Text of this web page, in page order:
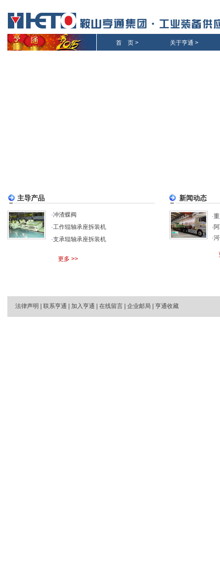
首 页 > 关于亨通 >
主导产品
·冲渣蝶阀
·工作辊轴承座拆装机
·支承辊轴承座拆装机
更多 >>
新闻动态
·
·
·
法律声明 联系亨通 加入亨通 在线留言 企业邮局 亨通收藏